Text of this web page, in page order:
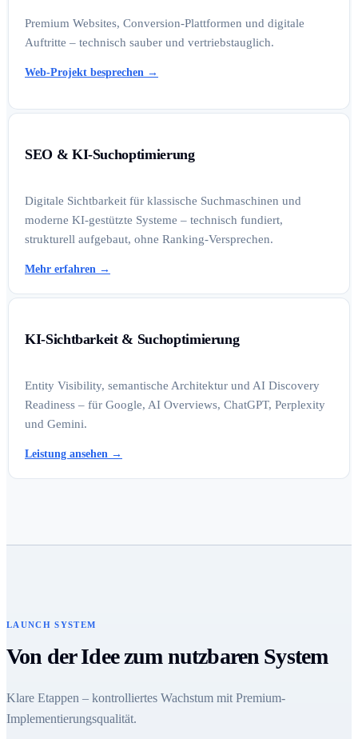
Premium Websites, Conversion-Plattformen und digitale
Auftritte – technisch sauber und vertriebstauglich.
Web-Projekt besprechen →
SEO & KI-Suchoptimierung
Digitale Sichtbarkeit für klassische Suchmaschinen und
moderne KI-gestützte Systeme – technisch fundiert,
strukturell aufgebaut, ohne Ranking-Versprechen.
Mehr erfahren →
KI-Sichtbarkeit & Suchoptimierung
Entity Visibility, semantische Architektur und AI Discovery
Readiness – für Google, AI Overviews, ChatGPT, Perplexity
und Gemini.
Leistung ansehen →
LAUNCH SYSTEM
Von der Idee zum nutzbaren System
Klare Etappen – kontrolliertes Wachstum mit Premium-
Implementierungsqualität.